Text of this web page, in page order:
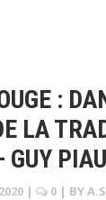
:
LA
GUY PIAU
| 0 | BY